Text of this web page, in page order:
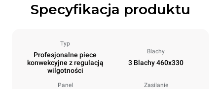
Specyfikacja produktu
Typ
Profesjonalne piece
konwekcyjne z regulacją
wilgotności
Blachy
3 Blachy 460x330
Panel Zasilanie